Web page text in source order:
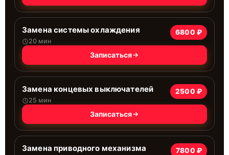
Замена системы охлаждения
20 мин
6800 ₽
Записаться
Замена концевых выключателей
25 мин
2500 ₽
Записаться
Замена приводного механизма 7800 ₽